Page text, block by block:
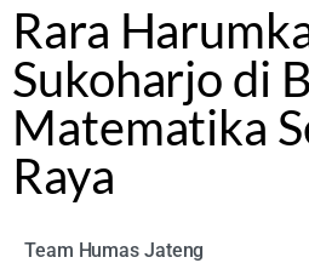
Rara
Sukoharjo di
Matematika
Raya
Team Humas Jateng